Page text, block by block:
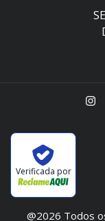
Verificada por
@2026 Todos